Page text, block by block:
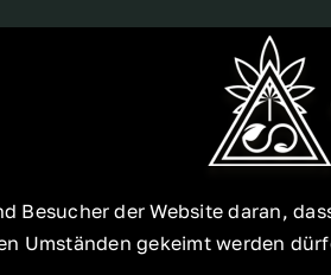
Besucher der Website daran,
Umständen gekeimt werden